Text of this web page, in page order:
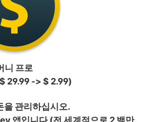
니 프로
29.99 -> $ 2.99)
을 관리하십시오.